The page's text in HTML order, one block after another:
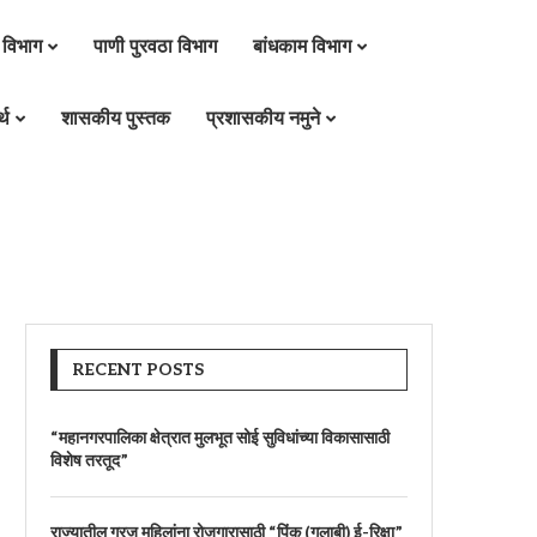
पाणी पुरवठा विभाग बांधकाम विभाग
शासकीय पुस्तक प्रशासकीय नमुने
RECENT POSTS
“महानगरपालिका क्षेत्रात मुलभूत सोई सुविधांच्या विकासासाठी
विशेष तरतूद”
राज्यातील गरजू महिलांना रोजगारासाठी “पिंक (गुलाबी) ई-रिक्षा”